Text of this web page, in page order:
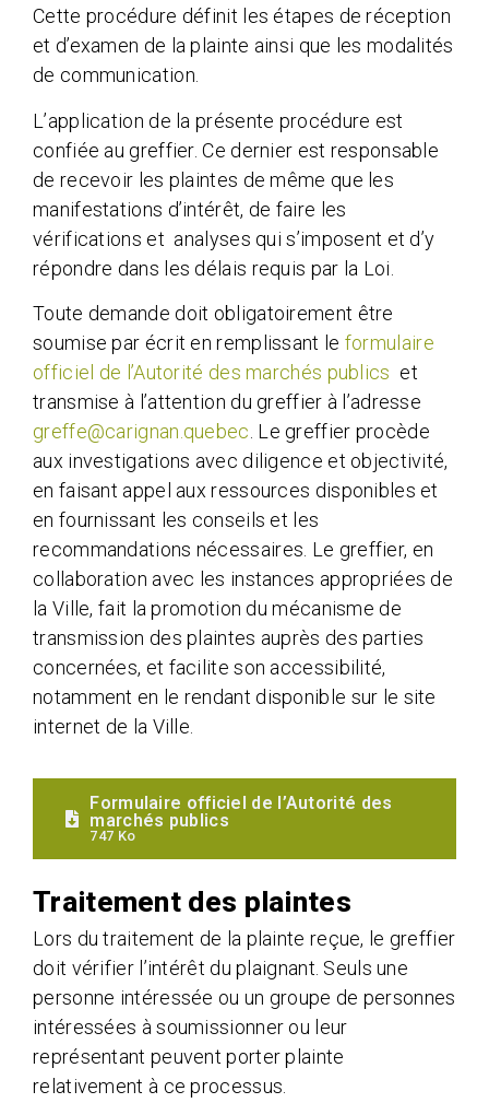
Cette procédure définit les étapes de réception
et d’examen de la plainte ainsi que les modalités
de communication.
L’application de la présente procédure est
confiée au greffier. Ce dernier est responsable
de recevoir les plaintes de même que les
manifestations d’intérêt, de faire les
vérifications et analyses qui s’imposent et d’y
répondre dans les délais requis par la Loi.
Toute demande doit obligatoirement être
soumise par écrit en remplissant le formulaire
officiel de l’Autorité des marchés publics et
transmise à l’attention du greffier à l’adresse
greffe@carignan.quebec . Le greffier procède
aux investigations avec diligence et objectivité,
en faisant appel aux ressources disponibles et
en fournissant les conseils et les
recommandations nécessaires. Le greffier, en
collaboration avec les instances appropriées de
la Ville, fait la promotion du mécanisme de
transmission des plaintes auprès des parties
concernées, et facilite son accessibilité,
notamment en le rendant disponible sur le site
internet de la Ville.
Formulaire officiel de l’Autorité des
marchés publics
747 Ko
Traitement des plaintes
Lors du traitement de la plainte reçue, le greffier
doit vérifier l’intérêt du plaignant. Seuls une
personne intéressée ou un groupe de personnes
intéressées à soumissionner ou leur
représentant peuvent porter plainte
relativement à ce processus.